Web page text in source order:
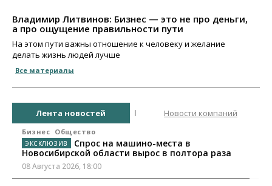
Владимир Литвинов: Бизнес — это не про деньги,
а про ощущение правильности пути
На этом пути важны отношение к человеку и желание
делать жизнь людей лучше
Все материалы
Лента новостей Новости компаний
Бизнес Общество
Спрос на машино-места в
Новосибирской области вырос в полтора раза
08 Августа 2026, 18:00